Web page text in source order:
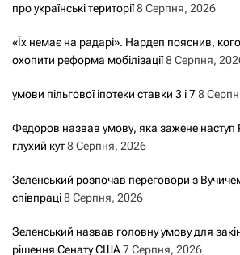
про українські території8 Серпня, 2026
«Їх немає на радарі». Нардеп пояснив,
охопити реформа мобілізації8 Серпня,
умови пільгової іпотеки ставки 3 і 78
Федоров назвав умову, яка зажене наступ
глухий кут8 Серпня, 2026
Зеленський розпочав переговори з
співпраці8 Серпня, 2026
Зеленський назвав головну умову для
рішення Сенату США7 Серпня, 2026